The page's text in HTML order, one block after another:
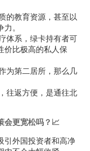
的教育资源，甚至以
。
体系，绿卡持有者可
价比极高的私人保
为第二居所，那么几
往返方便，是通往北
会更宽松吗？📈
引外国投资者和高净